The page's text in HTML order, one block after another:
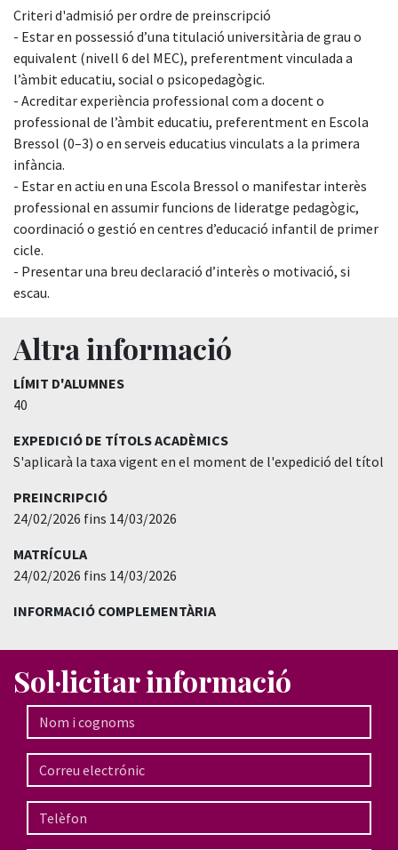
Criteri d'admisió per ordre de preinscripció
- Estar en possessió d’una titulació universitària de grau o
equivalent (nivell 6 del MEC), preferentment vinculada a
l’àmbit educatiu, social o psicopedagògic.
- Acreditar experiència professional com a docent o
professional de l’àmbit educatiu, preferentment en Escola
Bressol (0–3) o en serveis educatius vinculats a la primera
infància.
- Estar en actiu en una Escola Bressol o manifestar interès
professional en assumir funcions de lideratge pedagògic,
coordinació o gestió en centres d’educació infantil de primer
cicle.
- Presentar una breu declaració d’interès o motivació, si
escau.
Altra informació
LÍMIT D'ALUMNES
40
EXPEDICIÓ DE TÍTOLS ACADÈMICS
S'aplicarà la taxa vigent en el moment de l'expedició del títol
PREINCRIPCIÓ
24/02/2026 fins 14/03/2026
MATRÍCULA
24/02/2026 fins 14/03/2026
INFORMACIÓ COMPLEMENTÀRIA
Sol·licitar informació